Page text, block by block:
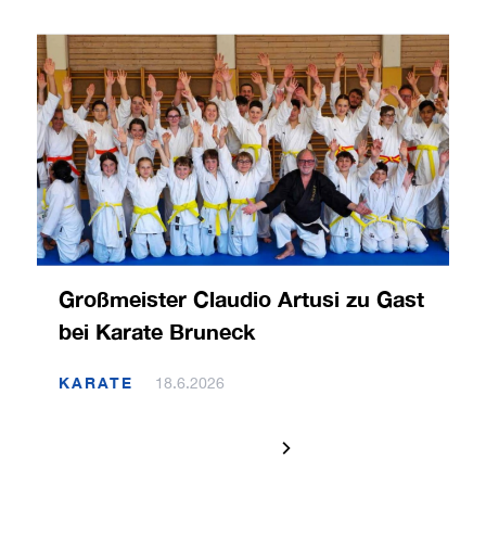
Großmeister Claudio Artusi zu Gast
bei Karate Bruneck
KARATE 18.6.2026